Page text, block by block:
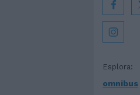
Esplora:
omnibus